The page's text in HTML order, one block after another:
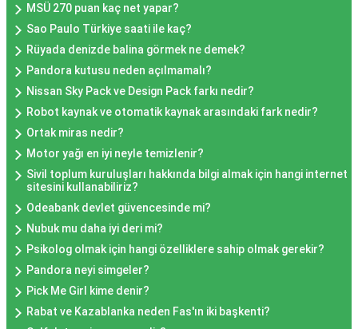
MSÜ 270 puan kaç net yapar?
Sao Paulo Türkiye saati ile kaç?
Rüyada denizde balina görmek ne demek?
Pandora kutusu neden açılmamalı?
Nissan Sky Pack ve Design Pack farkı nedir?
Robot kaynak ve otomatik kaynak arasındaki fark nedir?
Ortak miras nedir?
Motor yağı en iyi neyle temizlenir?
Sivil toplum kuruluşları hakkında bilgi almak için hangi internet
sitesini kullanabiliriz?
Odeabank devlet güvencesinde mi?
Nubuk mu daha iyi deri mi?
Psikolog olmak için hangi özelliklere sahip olmak gerekir?
Pandora neyi simgeler?
Pick Me Girl kime denir?
Rabat ve Kazablanka neden Fas'ın iki başkenti?